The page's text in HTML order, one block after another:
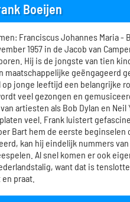
Boeijen
Franciscus Johannes Maria -
1957 in de Jacob van
Hij is de jongste van tien
maatschappelijke geëngageerd
op jonge leeftijd een belangrijke
veel gezongen en
artiesten als Bob Dylan en Neil
veel. Frank luistert
Bart hem de eerste beginselen
kan hij eindelijk nummers van
Al snel komen er ook
want dat is
praat.